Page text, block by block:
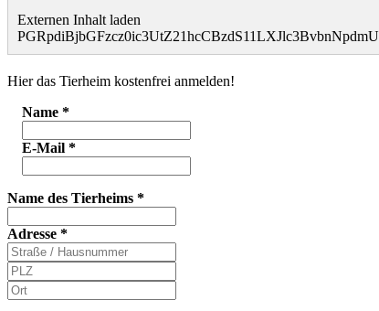
Externen Inhalt laden
Hier das Tierheim kostenfrei anmelden!
Name *
E-Mail *
Name des Tierheims *
Adresse *